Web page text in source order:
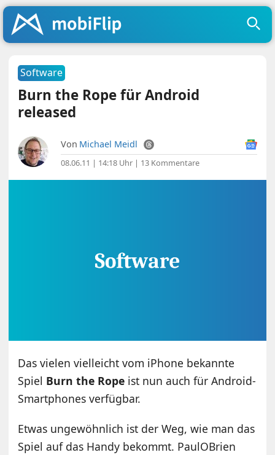
Software
Burn the Rope für Android
released
Von Michael Meidl
08.06.11 | 14:18 Uhr | 13 Kommentare
Das vielen vielleicht vom iPhone bekannte
Spiel Burn the Rope ist nun auch für Android-
Smartphones verfügbar.
Etwas ungewöhnlich ist der Weg, wie man das
Spiel auf das Handy bekommt. PaulOBrien